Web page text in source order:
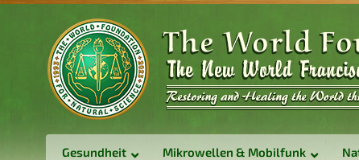
Gesundheit Mikrowellen & Mobilfunk